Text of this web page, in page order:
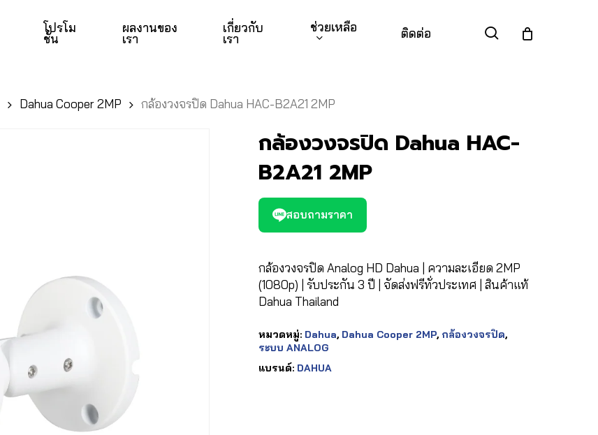
โปรโม
ชั่น
ผลงานของ
เรา
เกี่ยวกับ
เรา
ช่วยเหลือ ติดต่อ search
Dahua Cooper 2MP กล้องวงจรปิด Dahua HAC-B2A21 2MP
กล้องวงจรปิด Dahua HAC-
B2A21 2MP
สอบถามราคา
กล้องวงจรปิด Analog HD Dahua | ความละเอียด 2MP
(1080p) | รับประกัน 3 ปี | จัดส่งฟรีทั่วประเทศ | สินค้าแท้
Dahua Thailand
หมวดหมู่: Dahua, Dahua Cooper 2MP, กล้องวงจรปิด,
ระบบ ANALOG
แบรนด์: DAHUA